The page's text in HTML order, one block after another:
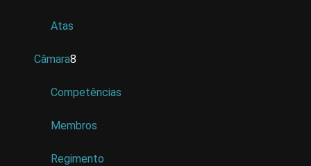
Atas
Câmara8
Competências
Membros
Regimento